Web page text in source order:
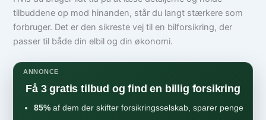
tilbuddene op mod hinanden, står du langt stærkere som
forbruger. Det er den sikreste vej til en bilforsikring, der
passer til både din elbil og din økonomi.
ANNONCE
Få 3 gratis tilbud og find en billig forsikring
85% af dem der skifter forsikringsselskab, sparer penge